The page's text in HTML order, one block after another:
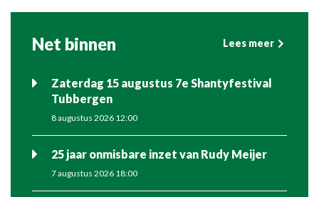
Net binnen Lees meer
Zaterdag 15 augustus 7e Shantyfestival
Tubbergen
8 augustus 2026 12:00
25 jaar onmisbare inzet van Rudy Meijer
7 augustus 2026 18:00